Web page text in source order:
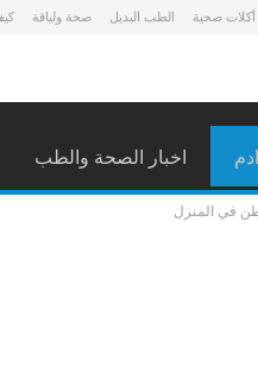
أكلات صحية الطب البديل صحة ولياقة
اخبار الصحة والطب
في المنزل